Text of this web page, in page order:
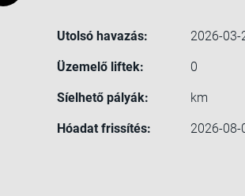
Utolsó havazás: 2026-03-
Üzemelő liftek: 0
Síelhető pályák: km
Hóadat frissítés: 2026-08-